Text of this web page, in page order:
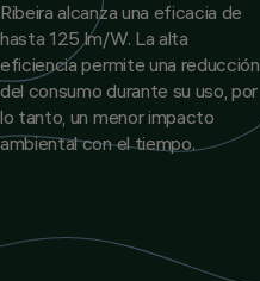
Ribeira alcanza una eficacia de
hasta 125 lm/W. La alta
eficiencia permite una reducción
del consumo durante su uso, por
lo tanto, un menor impacto
ambiental con el tiempo.